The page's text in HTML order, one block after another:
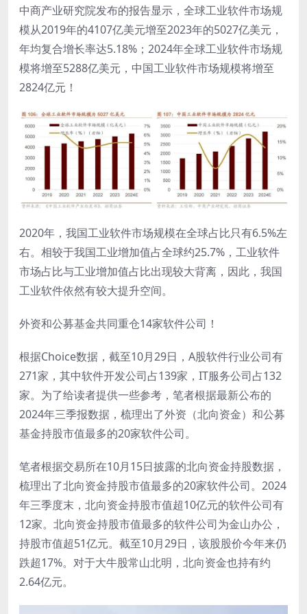
中商产业研究院发布的报告显示，全球工业软件市场规
模从2019年的4107亿美元增至2023年的5027亿美元，
年均复合增长率达5.18%；2024年全球工业软件市场规
模将增至5288亿美元，中国工业软件市场规模将增至
2824亿元！
2020年，我国工业软件市场规模在全球占比只有6.5%左
右。相较于我国工业增加值占全球约25.7%，工业软件
市场占比与工业增加值占比出现较大背离，因此，我国
工业软件依然有较大提升空间。
外资和公募基金共同重仓14家软件公司！
根据Choice数据，截至10月29日，A股软件行业公司有
271家，其中软件开发公司占139家，IT服务公司占132
家。为了给读者提供一些参考，笔者根据最新公布的
2024年三季报数据，梳理出了外资（北向资金）和公募
基金持股市值最多的20家软件公司。
笔者根据交易所在10月15日披露的北向资金持股数据，
梳理出了北向资金持股市值最多的20家软件公司。2024
年三季度末，北向资金持股市值超10亿元的软件公司有
12家。北向资金持股市值最多的软件公司为金山办公，
持股市值超51亿元。截至10月29日，该股股价今年来仍
跌超17%。对于大牛股常山北明，北向资金也持有约
2.64亿元。